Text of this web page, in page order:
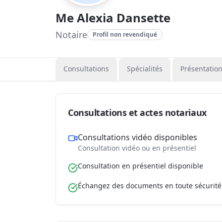
Me Alexia Dansette
Notaire Profil non revendiqué
Consultations Spécialités Présentation
Consultations et actes notariaux
Consultations vidéo disponibles
Consultation vidéo ou en présentiel
Consultation en présentiel disponible
Échangez des documents en toute sécurité